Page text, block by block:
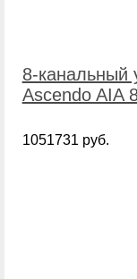
8-канальный
Ascendo AIA
1051731 руб.